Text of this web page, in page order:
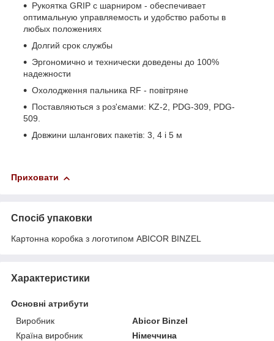
Рукоятка GRIP с шарниром - обеспечивает
оптимальную управляемость и удобство работы в
любых положениях
Долгий срок службы
Эргономично и технически доведены до 100%
надежности
Охолодження пальника RF - повітряне
Поставляються з роз'ємами: KZ-2, PDG-309, PDG-
509.
Довжини шлангових пакетів: 3, 4 і 5 м
Приховати
Спосіб упаковки
Картонна коробка з логотипом ABICOR BINZEL
Характеристики
Основні атрибути
Виробник
Abicor Binzel
Країна виробник
Німеччина